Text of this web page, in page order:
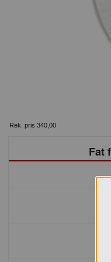
Rek. pris 340,00
Fat